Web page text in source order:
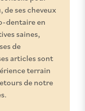
de ses cheveux
dentaire en
saines,
de
articles sont
terrain
de notre